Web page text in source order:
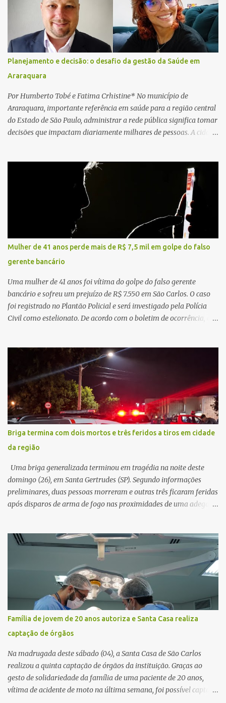
local e encontraram a vítima em parada cardiorrespiratória. Os
socorristas iniciaram imediatamente as manobras de reanimação
cardiopulmonar (RCP), porém, apesar de todos os esforços, o
motorista não respondeu aos procedimentos. Às 17h03, médicos
da Unidade de Suporte Avançado constataram o óbito da vítima.
Fonte: São Carlos Agora
Planejamento e decisão: o desafio da gestão da Saúde em
Araraquara
Por Humberto Tobé e Fatima Crhistine* No município de
Araraquara, importante referência em saúde para a região central
do Estado de São Paulo, administrar a rede pública significa tomar
decisões que impactam diariamente milhares de pessoas. A cidade
município, mas também de diversas cidades do entorno,
ampliando significativamente a responsabilidade da gestão sobre
o Sistema Único de Saúde (SUS). Nos últimos anos, o Governo
Federal tem ampliado investimentos destinados ao fortalecimento
da atenção básica, da infraestrutura hospitalar e da
regionalização dos serviços de saúde. Entretanto, em um cenário
de demandas crescentes e recursos necessariamente limitados, a
principal missão da gestão pública não é apenas investir mais,
mas decidir melhor onde investir para produzir o maior benefício
possível à população. Essa reflexão encontra respaldo tanto na
teoria da admini...
Mulher de 41 anos perde mais de R$ 7,5 mil em golpe do falso
gerente bancário
Uma mulher de 41 anos foi vítima do golpe do falso gerente
bancário e sofreu um prejuízo de R$ 7.550 em São Carlos. O caso
foi registrado no Plantão Policial e será investigado pela Polícia
Civil como estelionato. De acordo com o boletim de ocorrência, a
suspeito alegou que seria necessário atualizar o cadastro da conta
e passou a orientar a vítima sobre os procedimentos que deveriam
ser realizados. Dias depois, o golpista enviou um documento em
PDF simulando uma comunicação oficial da instituição financeira.
Na sequência, entrou em contato por telefone e encaminhou um
link, orientando a vítima a acessá-lo pelo computador para
concluir a suposta atualização cadastral. Após realizar o
procedimento, a conta bancária ficou bloqueada por algumas
horas. Sem conseguir acessar o sistema, a vítima tentou
novamente contato com o suposto gerente, mas não obteve
resposta. Na segunda-fe...
Briga termina com dois mortos e três feridos a tiros em cidade
da região
Uma briga generalizada terminou em tragédia na noite deste
domingo (26), em Santa Gertrudes (SP). Segundo informações
preliminares, duas pessoas morreram e outras três ficaram feridas
após disparos de arma de fogo nas proximidades de uma adega. O
começado dentro do estabelecimento e se estendido para a área
externa, quando dois homens armados passaram a efetuar
diversos disparos. Duas vítimas morreram ainda no local. Outras
três pessoas foram baleadas e socorridas. Até o momento, não
foram divulgadas informações oficiais sobre o estado de saúde dos
feridos. Equipes da Polícia Militar de Santa Gertrudes atenderam a
ocorrência e isolaram a área para o trabalho da perícia. Até a
última atualização, nenhum suspeito havia sido preso. A Polícia
Civil investigará a motivação da briga, a autoria dos disparos e as
circunstâncias do crime. A ocorrência segue em anda...
Família de jovem de 20 anos autoriza e Santa Casa realiza
captação de órgãos
Na madrugada deste sábado (04), a Santa Casa de São Carlos
realizou a quinta captação de órgãos da instituição. Graças ao
gesto de solidariedade da família de uma paciente de 20 anos,
vítima de acidente de moto na última semana, foi possível captar o